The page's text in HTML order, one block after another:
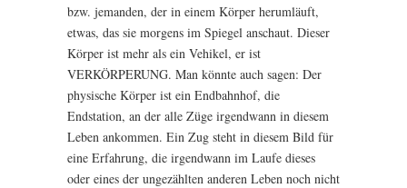
bzw. jemanden, der in einem Körper herumläuft,
etwas, das sie morgens im Spiegel anschaut. Dieser
Körper ist mehr als ein Vehikel, er ist
VERKÖRPERUNG. Man könnte auch sagen: Der
physische Körper ist ein Endbahnhof, die
Endstation, an der alle Züge irgendwann in diesem
Leben ankommen. Ein Zug steht in diesem Bild für
eine Erfahrung, die irgendwann im Laufe dieses
oder eines der ungezählten anderen Leben noch nicht